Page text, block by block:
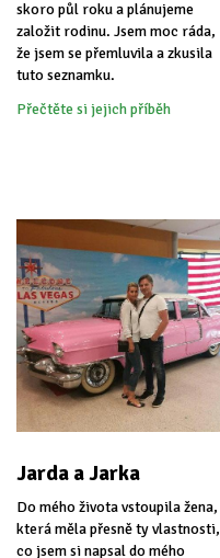
skoro půl roku a plánujeme
založit rodinu. Jsem moc ráda,
že jsem se přemluvila a zkusila
tuto seznamku.
Přečtěte si jejich příběh
Jarda a Jarka
Do mého života vstoupila žena,
která měla přesně ty vlastnosti,
co jsem si napsal do mého